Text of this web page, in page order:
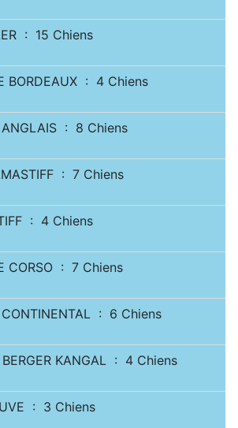
: 15 Chiens
BORDEAUX : 4 Chiens
ANGLAIS : 8 Chiens
: 7 Chiens
: 4 Chiens
CORSO : 7 Chiens
CONTINENTAL : 6 Chiens
KANGAL : 4 Chiens
: 3 Chiens